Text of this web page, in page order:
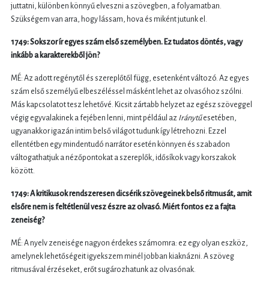
juttatni, különben könnyű elveszni a szövegben, a folyamatban.
Szükségem van arra, hogy lássam, hova és miként jutunk el.
1749: Sokszor ír egyes szám első személyben. Ez tudatos döntés, vagy
inkább a karakterekből jön?
MÉ: Az adott regénytől és szereplőtől függ, esetenként változó. Az egyes
szám első személyű elbeszéléssel másként lehet az olvasóhoz szólni.
Más kapcsolatot tesz lehetővé. Kicsit zártabb helyzet az egész szöveggel
végig egyvalakinek a fejében lenni, mint például az Iránytűesetében,
ugyanakkor igazán intim belső világot tudunk így létrehozni. Ezzel
ellentétben egy mindentudó narrátor esetén könnyen és szabadon
váltogathatjuk a nézőpontokat a szereplők, idősíkok vagy korszakok
között.
1749: A kritikusok rendszeresen dicsérik szövegeinek belső ritmusát, amit
elsőre nem is feltétlenül vesz észre az olvasó. Miért fontos ez a fajta
zeneiség?
MÉ: A nyelv zeneisége nagyon érdekes számomra: ez egy olyan eszköz,
amelynek lehetőségeit igyekszem minél jobban kiaknázni. A szöveg
ritmusával érzéseket, erőt sugározhatunk az olvasónak.